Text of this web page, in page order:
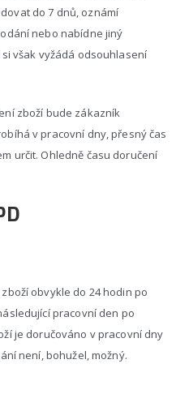
do 7 dnů, oznámí
nebo nabídne jiný
však vyžádá odsouhlasení
zboží bude zákazník
v pracovní dny, přesný čas
určit. Ohledně času doručení
obvykle do 24 hodin po
pracovní den po
je doručováno v pracovní dny
není, bohužel, možný.